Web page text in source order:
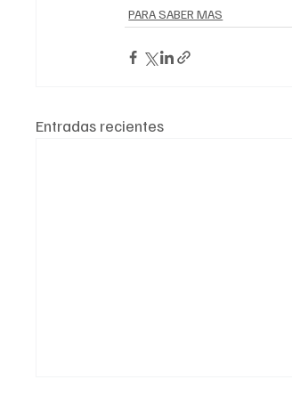
PARA SABER MAS
Entradas recientes